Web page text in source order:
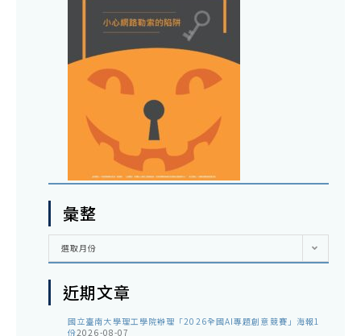
彙整
彙
選取月份
近期文章
國立臺南大學理工學院辦理「2026全國AI專題創意競賽」海報1
份2026-08-07